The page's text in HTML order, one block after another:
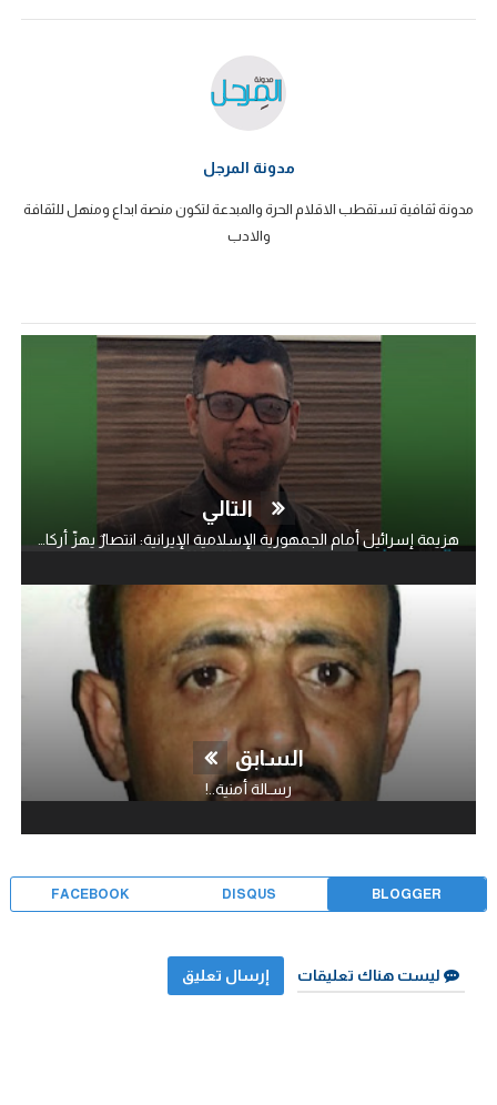
مدونة المرجل
مدونة ثقافية تستقطب الاقلام الحرة والمبدعة لتكون منصة ابداع ومنهل للثقافة
والادب
التالي
هزيمة إسرائيل أمام الجمهورية الإسلامية الإيرانية: انتصارٌ يهزّ أركان الكيان ويُعيد رسم موازين القوة في الشرق الأوسط..!
السابق
رسـالة أمنية..!
BLOGGER
DISQUS
FACEBOOK
ليست هناك تعليقات إرسال تعليق